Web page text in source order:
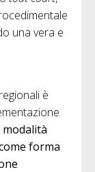
una vera e
è
modalità
forma